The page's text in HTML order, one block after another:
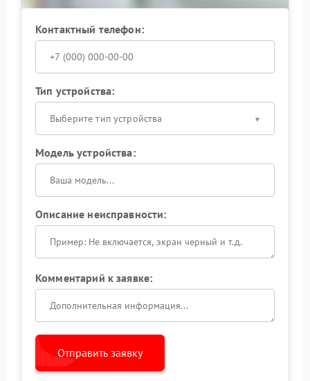
Контактный телефон:
Тип устройства:
Выберите тип устройства
Модель устройства:
Описание неисправности:
Комментарий к заявке:
Отправить заявку